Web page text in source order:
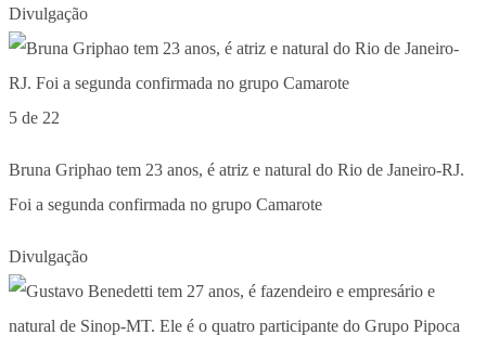
Divulgação
5 de 22
Bruna Griphao tem 23 anos, é atriz e natural do Rio de Janeiro-RJ.
Foi a segunda confirmada no grupo Camarote
Divulgação